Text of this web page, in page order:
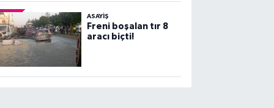
ASAYİŞ
Freni boşalan tır 8
aracı biçti!